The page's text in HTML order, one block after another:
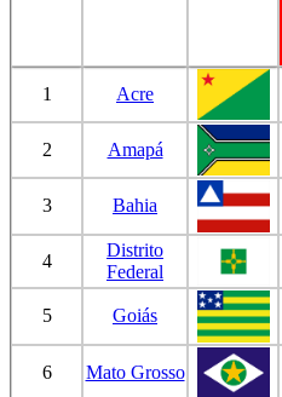
1 Acre
2 Amapá
3 Bahia
4
Distrito
Federal
5 Goiás
6 Mato Grosso